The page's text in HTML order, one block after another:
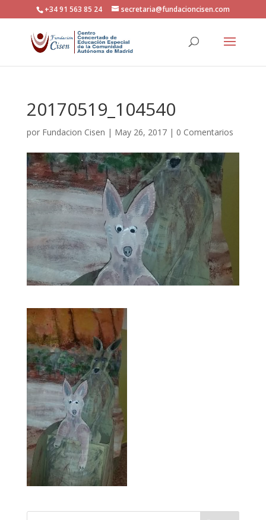
+34 91 563 85 24 secretaria@fundacioncisen.com
20170519_104540
por Fundacion Cisen | May 26, 2017| 0 Comentarios